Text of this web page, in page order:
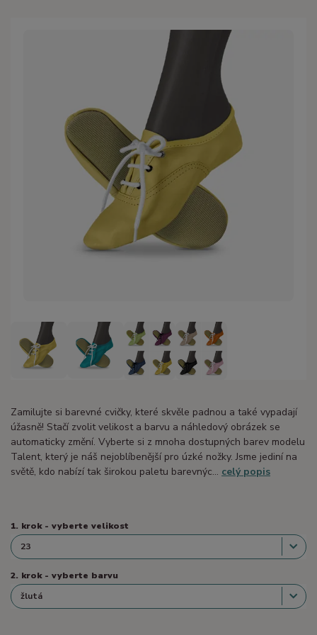
Zamilujte si barevné cvičky, které skvěle padnou a také vypadají
úžasně! Stačí zvolit velikost a barvu a náhledový obrázek se
automaticky změní. Vyberte si z mnoha dostupných barev modelu
Talent, který je náš nejoblíbenější pro úzké nožky. Jsme jediní na
světě, kdo nabízí tak širokou paletu barevnýc... celý popis
1. krok - vyberte velikost
2. krok - vyberte barvu